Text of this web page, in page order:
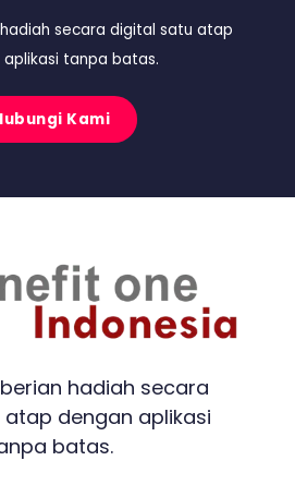
secara digital satu atap
tanpa batas.
Kami
hadiah secara
dengan aplikasi
batas.